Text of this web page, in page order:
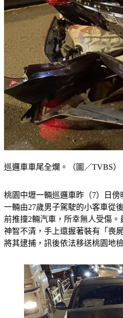
巡邏車車尾全爛。（圖／TVBS）
桃園中壢一輛巡邏車昨（7）日
一輛由27歲男子駕駛的小客車從
前推撞2輛汽車，所幸無人受傷
神智不清，手上還握著裝有「喪
將其逮捕，訊後依法移送桃園地